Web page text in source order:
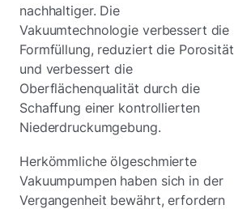
nachhaltiger. Die
Vakuumtechnologie verbessert die
Formfüllung, reduziert die Porosität
und verbessert die
Oberflächenqualität durch die
Schaffung einer kontrollierten
Niederdruckumgebung.
Herkömmliche ölgeschmierte
Vakuumpumpen haben sich in der
Vergangenheit bewährt, erfordern